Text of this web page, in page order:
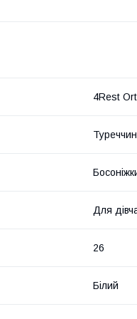
4Rest
Для
26
Білий